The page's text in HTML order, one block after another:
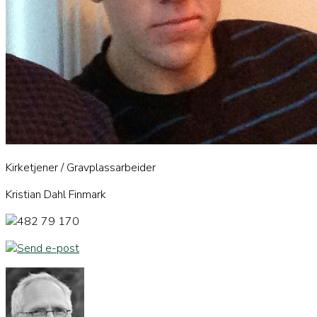
Kirketjener / Gravplassarbeider
Kristian Dahl Finmark
482 79 170
Send e-post